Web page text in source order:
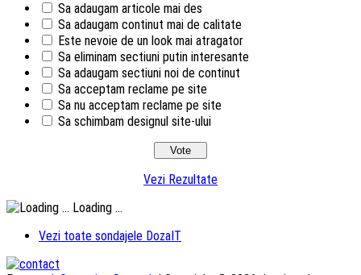
Sa adaugam articole mai des
Sa adaugam continut mai de calitate
Este nevoie de un look mai atragator
Sa eliminam sectiuni putin interesante
Sa adaugam sectiuni noi de continut
Sa acceptam reclame pe site
Sa nu acceptam reclame pe site
Sa schimbam designul site-ului
Vezi Rezultate
Loading ...
Vezi toate sondajele DozaIT